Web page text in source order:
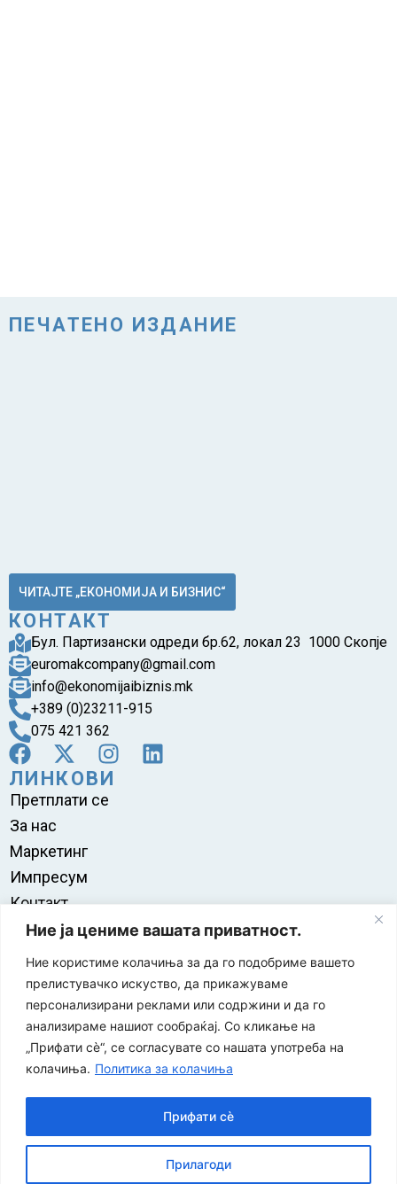
Ние ја цениме вашата приватност.
Ние користиме колачиња за да го подобриме вашето
прелистувачко искуство, да прикажуваме
персонализирани реклами или содржини и да го
анализираме нашиот сообраќај. Со кликање на
„Прифати сè“, се согласувате со нашата употреба на
колачиња. Политика за колачиња
Прилагоди
Прифати сè
ПЕЧАТЕНО ИЗДАНИЕ
ЧИТАЈТЕ „ЕКОНОМИЈА И БИЗНИС“
КОНТАКТ
Бул. Партизански одреди бр.62, локал 23 1000 Скопје
euromakcompany@gmail.com
info@ekonomijaibiznis.mk
+389 (0)23211-915
075 421 362
ЛИНКОВИ
Претплати се
За нас
Маркетинг
Импресум
Контакт
Правила на користење
за заштита на печатени медиуми